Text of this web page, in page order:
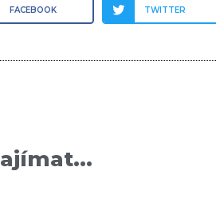
FACEBOOK TWITTER